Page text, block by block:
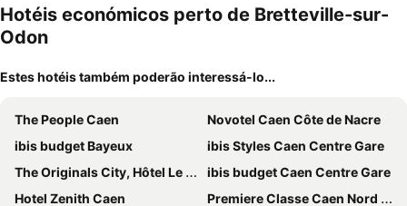
mento
Hotéis económicos perto de Bretteville-sur-
Odon
Estes hotéis também poderão interessá-lo...
The People Caen
Novotel Caen Côte de Nacre
ibis budget Bayeux
ibis Styles Caen Centre Gare
The Originals City, Hôtel Le Savoy, Caen
ibis budget Caen Centre Gare
Hotel Zenith Caen
Premiere Classe Caen Nord - Mémorial